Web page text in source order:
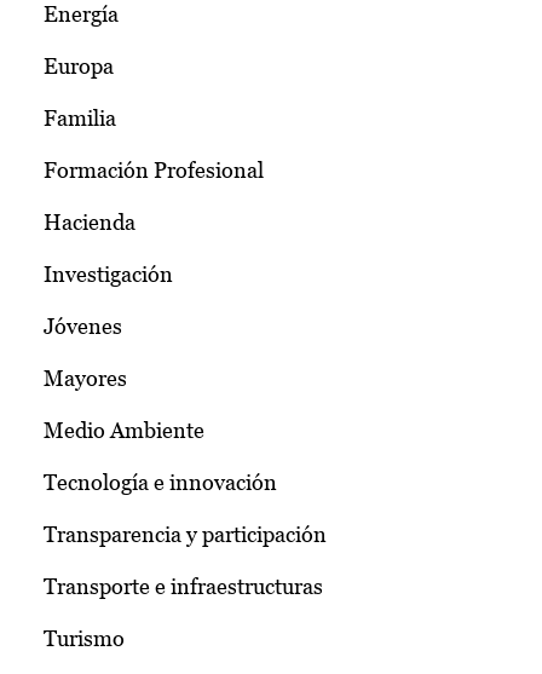
Energía
Europa
Familia
Formación Profesional
Hacienda
Investigación
Jóvenes
Mayores
Medio Ambiente
Tecnología e innovación
Transparencia y participación
Transporte e infraestructuras
Turismo